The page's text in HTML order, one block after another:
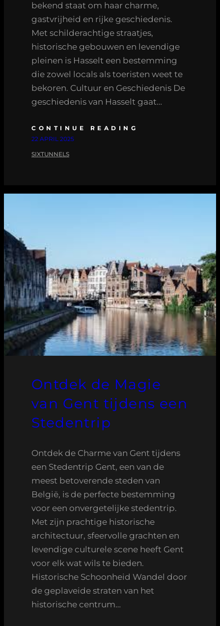
bekend staat om haar charme,
gastvrijheid en rijke geschiedenis.
Met schilderachtige straatjes,
historische gebouwen en levendige
pleinen is Hasselt een bestemming
die zowel locals als toeristen weet te
bekoren. Cultuur en Geschiedenis De
geschiedenis van Hasselt gaat…
CONTINUE READING
22 APRIL 2025
SIXTUNNELS
Ontdek de Magie
van Gent tijdens een
Stedentrip
Ontdek de Charme van Gent tijdens
een Stedentrip Gent, een van de
meest betoverende steden van
België, is de perfecte bestemming
voor een onvergetelijke stedentrip.
Met zijn prachtige historische
architectuur, sfeervolle grachten en
levendige culturele scene heeft Gent
voor elk wat wils te bieden.
Historische Schoonheid Wandel door
de geplaveide straten van het
historische centrum…